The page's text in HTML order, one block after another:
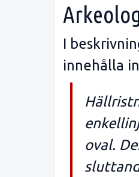
I
innehålla
oval.